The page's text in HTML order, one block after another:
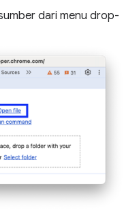
dari menu drop-